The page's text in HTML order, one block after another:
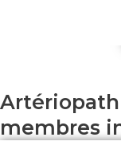
membres